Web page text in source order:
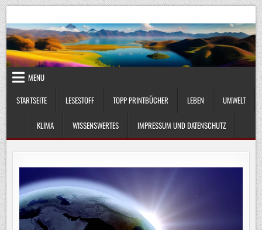
Skip
to
content
UmweltKlima.com
MENU
STARTSEITE
LESESTOFF TOPP PRINTBÜCHER LEBEN UMWELT
KLIMA WISSENSWERTES IMPRESSUM UND DATENSCHUTZ